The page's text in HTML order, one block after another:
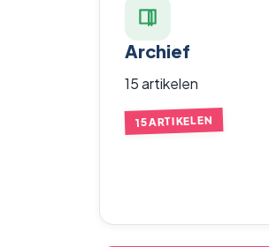
Archief
15 artikelen
15 ARTIKELEN